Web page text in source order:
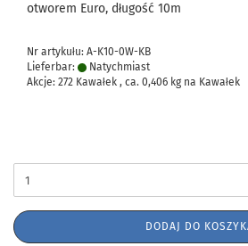
otworem Euro, długość 10m
Nr artykułu: A-K10-0W-KB
Lieferbar:
Natychmiast
Akcje: 272 Kawałek , ca. 0,406 kg na Kawałek
DODAJ DO